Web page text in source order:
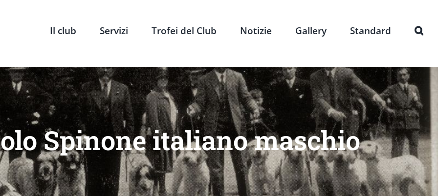
Il club Servizi Trofei del Club Notizie Gallery Standard
Spinone italiano maschio